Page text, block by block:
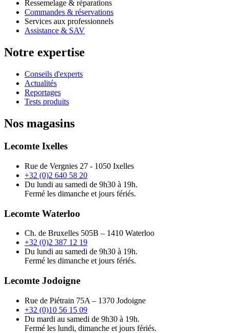
Ressemelage & réparations
Commandes & réservations
Services aux professionnels
Assistance & SAV
Notre expertise
Conseils d'experts
Actualités
Reportages
Tests produits
Nos magasins
Lecomte Ixelles
Rue de Vergnies 27 - 1050 Ixelles
+32 (0)2 640 58 20
Du lundi au samedi de 9h30 à 19h.
Fermé les dimanche et jours fériés.
Lecomte Waterloo
Ch. de Bruxelles 505B – 1410 Waterloo
+32 (0)2 387 12 19
Du lundi au samedi de 9h30 à 19h.
Fermé les dimanche et jours fériés.
Lecomte Jodoigne
Rue de Piétrain 75A – 1370 Jodoigne
+32 (0)10 56 15 09
Du mardi au samedi de 9h30 à 19h.
Fermé les lundi, dimanche et jours fériés.